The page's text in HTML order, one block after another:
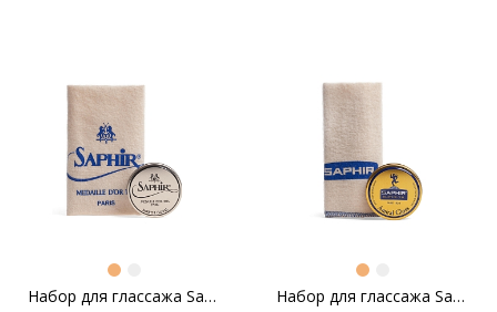
Набор для глассажа Saphir Medaille D'or Mirror Gloss Набор для глассажа Saphir Amiral Gloss